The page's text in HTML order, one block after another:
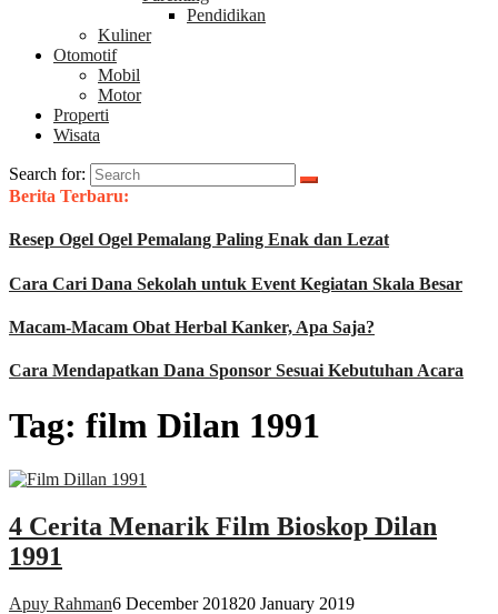
Pendidikan
Kuliner
Otomotif
Mobil
Motor
Properti
Wisata
Search for:
Berita Terbaru:
Resep Ogel Ogel Pemalang Paling Enak dan Lezat
Cara Cari Dana Sekolah untuk Event Kegiatan Skala Besar
Macam-Macam Obat Herbal Kanker, Apa Saja?
Cara Mendapatkan Dana Sponsor Sesuai Kebutuhan Acara
Tag: film Dilan 1991
4 Cerita Menarik Film Bioskop Dilan
1991
Apuy Rahman6 December 201820 January 2019